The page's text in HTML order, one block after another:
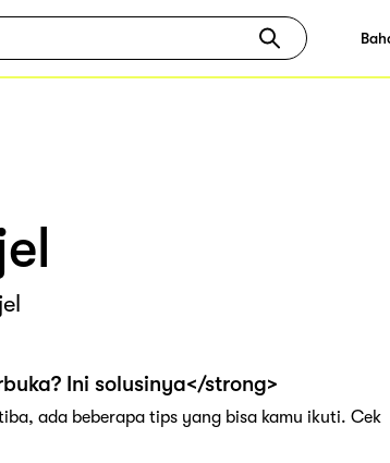
Ini solusinya</strong>
ada beberapa tips yang bisa kamu ikuti. Cek